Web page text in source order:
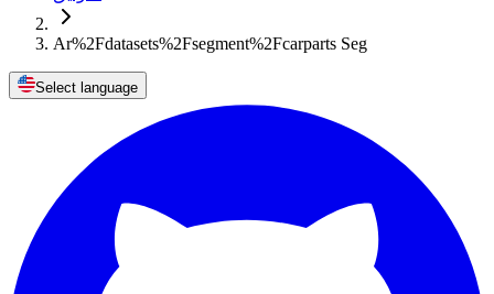
Ar%2Fdatasets%2Fsegment%2Fcarparts Seg
Select language